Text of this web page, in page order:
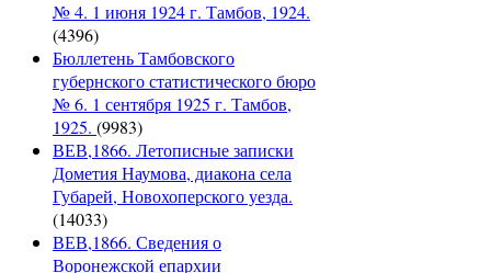
№ 4. 1 июня 1924 г. Тамбов, 1924.
(4396)
Бюллетень Тамбовского
губернского статистического бюро
№ 6. 1 сентября 1925 г. Тамбов,
1925. (9983)
ВЕВ,1866. Летописные записки
Дометия Наумова, диакона села
Губарей, Новохоперского уезда.
(14033)
ВЕВ,1866. Сведения о
Воронежской епархии